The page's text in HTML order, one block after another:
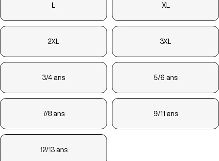
XL
2XL 3XL
3/4 ans 5/6 ans
7/8 ans 9/11 ans
12/13 ans